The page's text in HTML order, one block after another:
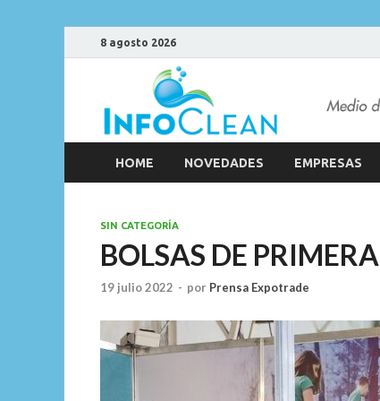
8 agosto 2026
HOME NOVEDADES EMPRESAS
SIN CATEGORÍA
BOLSAS DE PRIMERA
19 julio 2022 - por Prensa Expotrade